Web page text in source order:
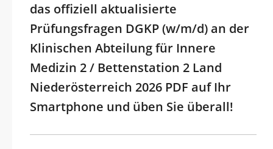
das offiziell aktualisierte
Prüfungsfragen DGKP (w/m/d) an der
Klinischen Abteilung für Innere
Medizin 2 / Bettenstation 2 Land
Niederösterreich 2026 PDF auf Ihr
Smartphone und üben Sie überall!